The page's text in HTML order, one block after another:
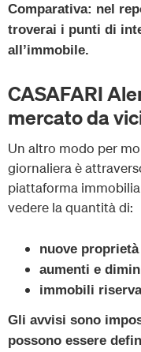
Comparativa: nel
troverai i punti di
all’immobile.
CASAFARI
mercato da
Un altro modo per
giornaliera è
piattaforma
vedere la quantità di:
nuove
aumenti e
immobili
Gli avvisi sono
possono essere